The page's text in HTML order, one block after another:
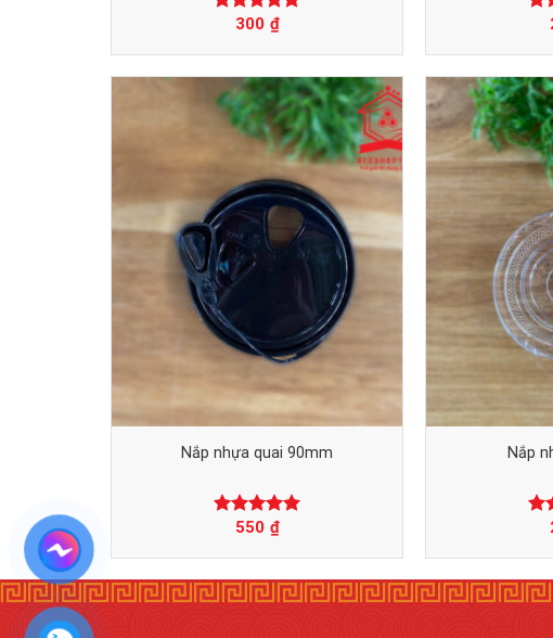
Được xếp
sao
300 ₫
sao
Nắp nhựa quai 90mm
Được xếp
sao
550 ₫
Nắp
sao